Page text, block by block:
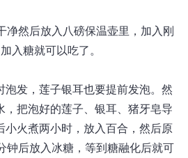
净然后放入八磅保温壶里，加入刚
入糖就可以吃了。
发，莲子银耳也要提前发泡。然
，把泡好的莲子、银耳、猪牙皂导
小火煮两小时，放入百合，然后原
钟后放入冰糖，等到糖融化后就可